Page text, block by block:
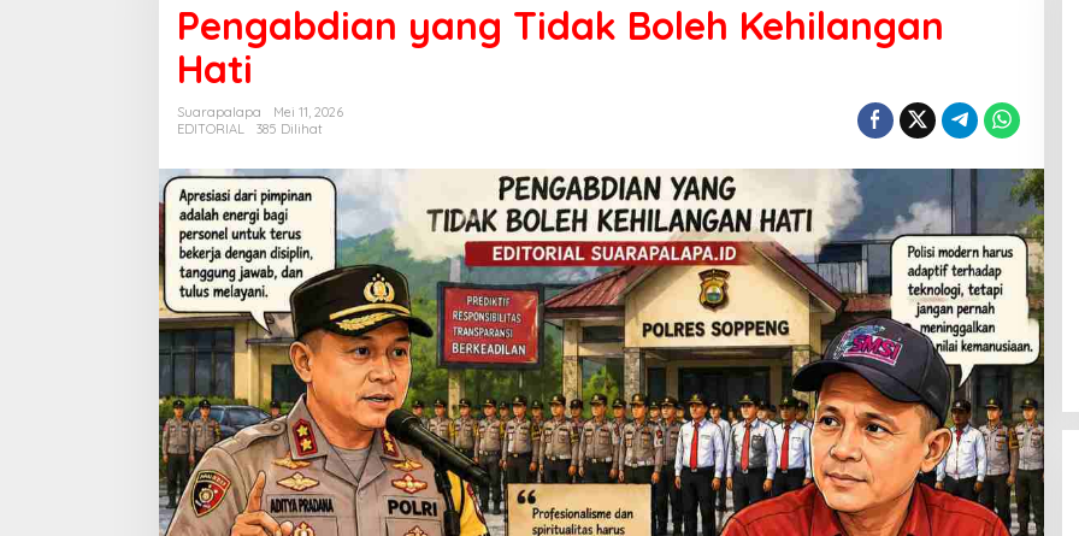
Tidak
Boleh
Pengabdian yang Tidak Boleh Kehilangan
Hati
Suarapalapa
Mei 11, 2026
EDITORIAL
385 Dilihat